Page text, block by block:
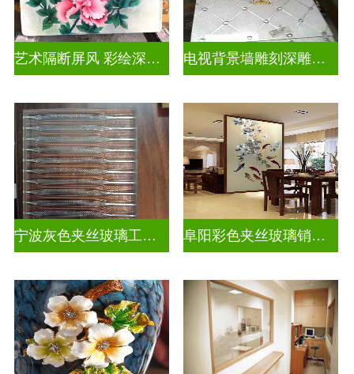
艺术隔断屏风 彩绘深雕浮雕玻璃 电视背景墙雕刻深雕双面效果
宁波灰色夹丝玻璃工厂招聘 阜阳彩色夹丝玻璃销售电话